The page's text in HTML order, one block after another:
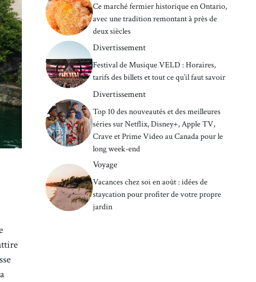
Ce marché fermier historique en Ontario,
avec une tradition remontant à près de
deux siècles
Divertissement
Festival de Musique VELD : Horaires,
tarifs des billets et tout ce qu’il faut savoir
Divertissement
Top 10 des nouveautés et des meilleures
séries sur Netflix, Disney+, Apple TV,
Crave et Prime Video au Canada pour le
long week-end
Voyage
Vacances chez soi en août : idées de
staycation pour profiter de votre propre
jardin